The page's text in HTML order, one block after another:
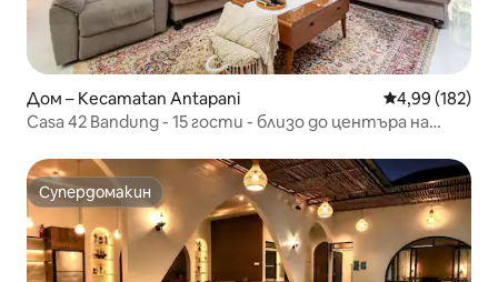
Дом – Kecamatan Antapani Средна
4,99 (182)
Casa 42 Bandung - 15 гости - близо до центъра на
Супердомакин
Супердомакин